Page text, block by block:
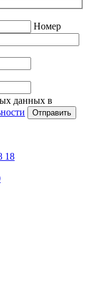
Номер
данных в
Отправить
18